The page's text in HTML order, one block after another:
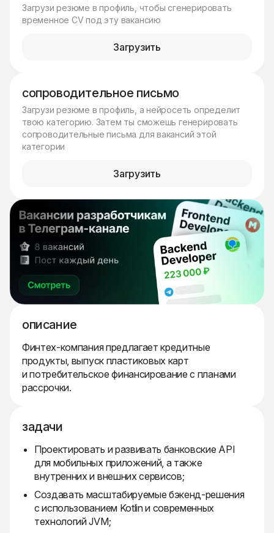
Загрузи резюме в профиль, чтобы сгенерировать
временное CV под эту вакансию
Загрузить
сопроводительное письмо
Загрузи резюме в профиль, а нейросеть определит
твою категорию. Затем ты сможешь генерировать
сопроводительные письма для вакансий этой
категории
Загрузить
описание
Финтех-компания предлагает кредитные
продукты, выпуск пластиковых карт
и потребительское финансирование с планами
рассрочки.
задачи
Проектировать и развивать банковские API
для мобильных приложений, а также
внутренних и внешних сервисов;
Создавать масштабируемые бэкенд-решения
с использованием Kotlin и современных
технологий JVM;